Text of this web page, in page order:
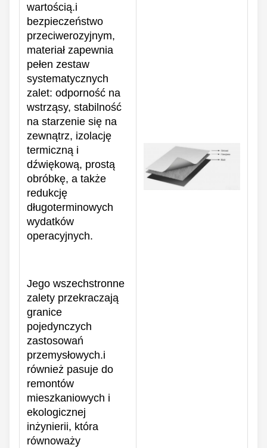
wartością.i
bezpieczeństwo
przeciwerozyjnym,
materiał zapewnia
pełen zestaw
systematycznych
zalet: odporność na
wstrząsy, stabilność
na starzenie się na
zewnątrz, izolację
termiczną i
dźwiękową, prostą
obróbkę, a także
redukcję
długoterminowych
wydatków
operacyjnych.
Jego wszechstronne
zalety przekraczają
granice
pojedynczych
zastosowań
przemysłowych.i
również pasuje do
remontów
mieszkaniowych i
ekologicznej
inżynierii, która
równoważy